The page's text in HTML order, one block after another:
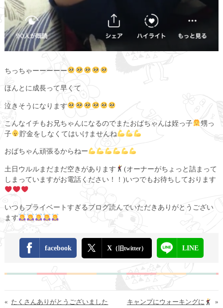
ちっちゃーーーーー
ほんとに成長って早くて
泣きそうになります
こんなイチもお兄ちゃんになるのでまたおばちゃんは姪っ子
甥っ
子
貯金をしなくてはいけませんね
おばちゃん頑張るからねー
土日ウルルまだまだ空きがあります
(オーナーがちょっと詰まって
しまっていますがお電話ください！！)いつでもお待ちしております
いつもプライベートすぎるブログ読んでいただきありがとうござい
ます
facebook X（旧twitter） LINE
« たくさんありがとうございました »
キャンプにウォーキングに